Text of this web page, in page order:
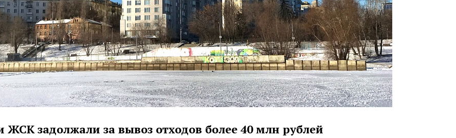
задолжали за вывоз отходов более 40 млн рублей